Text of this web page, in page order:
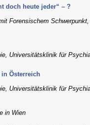
doch heute jeder“ – ?
Forensischem
Universitätsklinik für
Österreich
Universitätsklinik für
in Wien